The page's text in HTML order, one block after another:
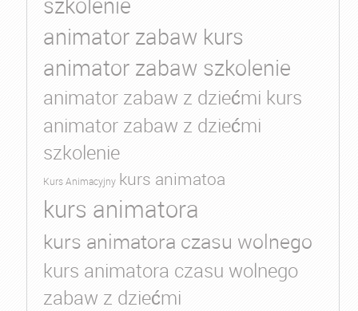
animator zabaw kurs
animator zabaw szkolenie
animator zabaw z dziećmi kurs
animator zabaw z dziećmi
szkolenie
Kurs Animacyjny kurs animatoa
kurs animatora
kurs animatora czasu wolnego
kurs animatora czasu wolnego
zabaw z dziećmi